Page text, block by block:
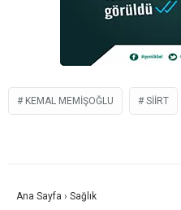
KEMAL MEMIŞOĞLU SIIRT
Ana Sayfa › Sağlık